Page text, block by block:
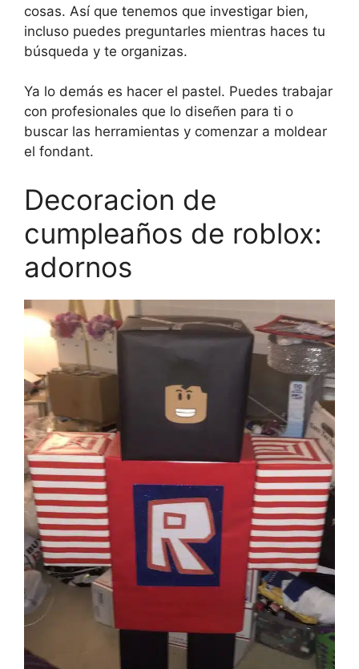
cosas. Así que tenemos que investigar bien,
incluso puedes preguntarles mientras haces tu
búsqueda y te organizas.
Ya lo demás es hacer el pastel. Puedes trabajar
con profesionales que lo diseñen para ti o
buscar las herramientas y comenzar a moldear
el fondant.
Decoracion de
cumpleaños de roblox:
adornos